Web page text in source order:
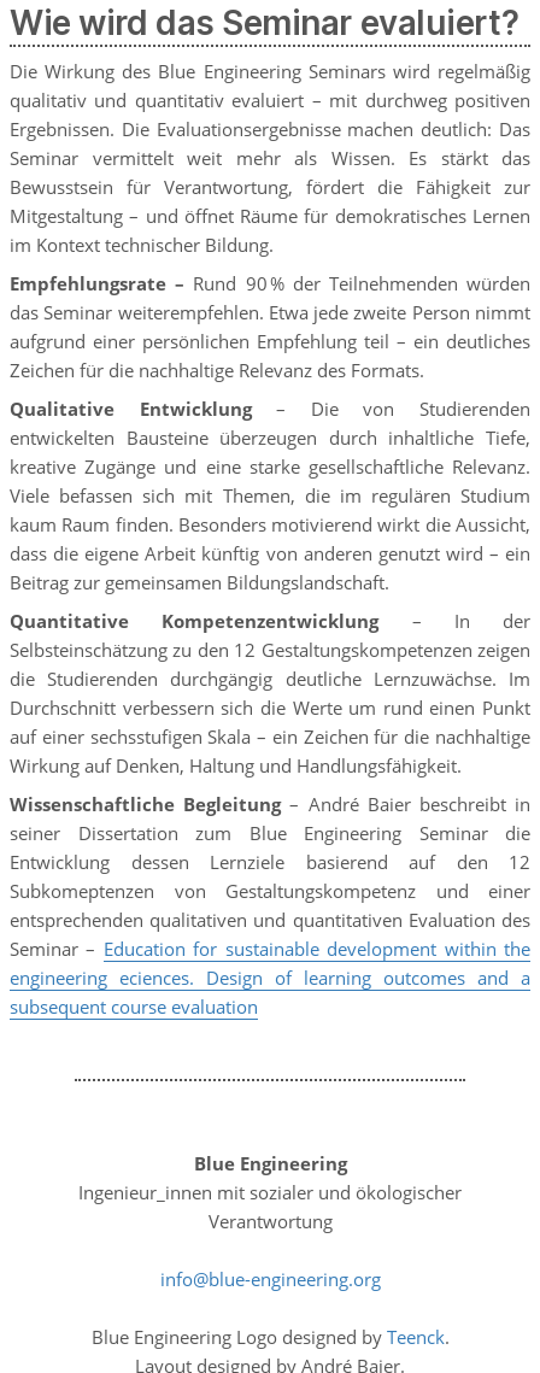
Wie wird das Seminar evaluiert?
Die Wirkung des Blue Engineering Seminars wird regelmäßig
qualitativ und quantitativ evaluiert – mit durchweg positiven
Ergebnissen. Die Evaluationsergebnisse machen deutlich: Das
Seminar vermittelt weit mehr als Wissen. Es stärkt das
Bewusstsein für Verantwortung, fördert die Fähigkeit zur
Mitgestaltung – und öffnet Räume für demokratisches Lernen
im Kontext technischer Bildung.
Empfehlungsrate– Rund 90 % der Teilnehmenden würden
das Seminar weiterempfehlen. Etwa jede zweite Person nimmt
aufgrund einer persönlichen Empfehlung teil – ein deutliches
Zeichen für die nachhaltige Relevanz des Formats.
Qualitative Entwicklung– Die von Studierenden
entwickelten Bausteine überzeugen durch inhaltliche Tiefe,
kreative Zugänge und eine starke gesellschaftliche Relevanz.
Viele befassen sich mit Themen, die im regulären Studium
kaum Raum finden. Besonders motivierend wirkt die Aussicht,
dass die eigene Arbeit künftig von anderen genutzt wird – ein
Beitrag zur gemeinsamen Bildungslandschaft.
Quantitative Kompetenzentwicklung – In der
Selbsteinschätzung zu den 12 Gestaltungskompetenzen zeigen
die Studierenden durchgängig deutliche Lernzuwächse. Im
Durchschnitt verbessern sich die Werte um rund einen Punkt
auf einer sechsstufigen Skala – ein Zeichen für die nachhaltige
Wirkung auf Denken, Haltung und Handlungsfähigkeit.
Wissenschaftliche Begleitung– André Baier beschreibt in
seiner Dissertation zum Blue Engineering Seminar die
Entwicklung dessen Lernziele basierend auf den 12
Subkomeptenzen von Gestaltungskompetenz und einer
entsprechenden qualitativen und quantitativen Evaluation des
Seminar – Education for sustainable development within the
engineering eciences. Design of learning outcomes and a
subsequent course evaluation
Blue Engineering
Ingenieur_innen mit sozialer und ökologischer
Verantwortung
info blue-engineering org
Blue Engineering Logo designed by Teenck.
Layout designed by André Baier.